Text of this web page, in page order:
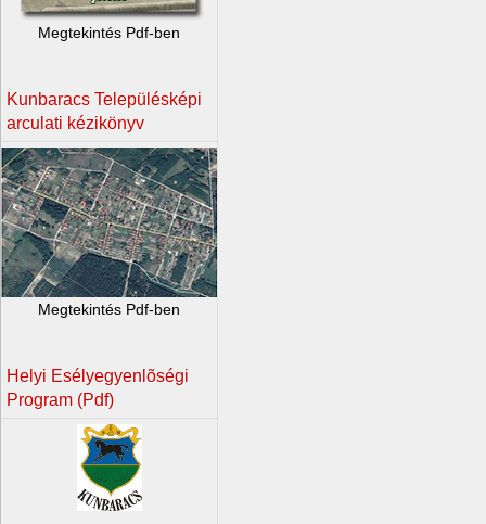
Megtekintés Pdf-ben
Kunbaracs Településképi
arculati kézikönyv
Megtekintés Pdf-ben
Helyi Esélyegyenlõségi
Program (Pdf)